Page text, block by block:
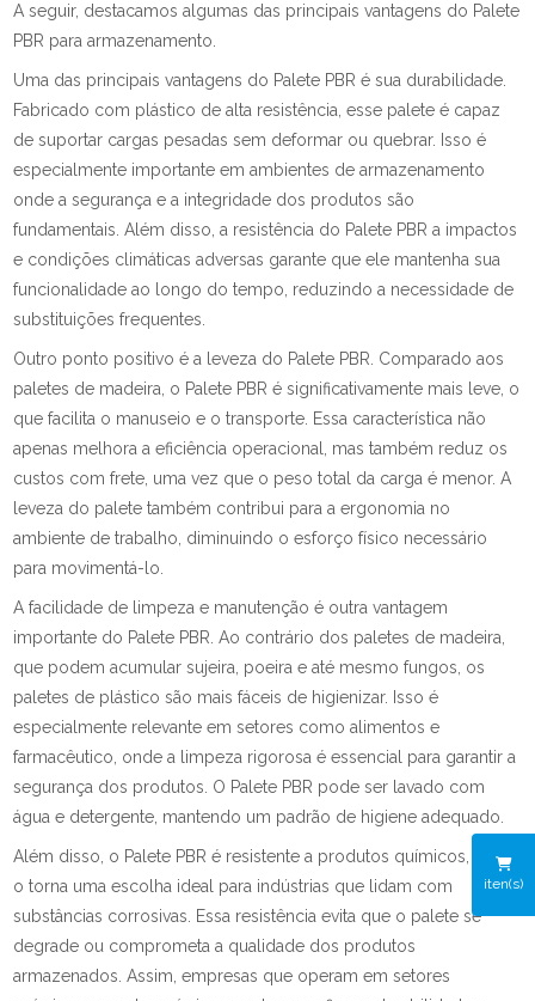
iten(s)
A seguir, destacamos algumas das principais vantagens do Palete
PBR para armazenamento.
Uma das principais vantagens do Palete PBR é sua durabilidade.
Fabricado com plástico de alta resistência, esse palete é capaz
de suportar cargas pesadas sem deformar ou quebrar. Isso é
especialmente importante em ambientes de armazenamento
onde a segurança e a integridade dos produtos são
fundamentais. Além disso, a resistência do Palete PBR a impactos
e condições climáticas adversas garante que ele mantenha sua
funcionalidade ao longo do tempo, reduzindo a necessidade de
substituições frequentes.
Outro ponto positivo é a leveza do Palete PBR. Comparado aos
paletes de madeira, o Palete PBR é significativamente mais leve, o
que facilita o manuseio e o transporte. Essa característica não
apenas melhora a eficiência operacional, mas também reduz os
custos com frete, uma vez que o peso total da carga é menor. A
leveza do palete também contribui para a ergonomia no
ambiente de trabalho, diminuindo o esforço físico necessário
para movimentá-lo.
A facilidade de limpeza e manutenção é outra vantagem
importante do Palete PBR. Ao contrário dos paletes de madeira,
que podem acumular sujeira, poeira e até mesmo fungos, os
paletes de plástico são mais fáceis de higienizar. Isso é
especialmente relevante em setores como alimentos e
farmacêutico, onde a limpeza rigorosa é essencial para garantir a
segurança dos produtos. O Palete PBR pode ser lavado com
água e detergente, mantendo um padrão de higiene adequado.
Além disso, o Palete PBR é resistente a produtos químicos, o que
o torna uma escolha ideal para indústrias que lidam com
substâncias corrosivas. Essa resistência evita que o palete se
degrade ou comprometa a qualidade dos produtos
armazenados. Assim, empresas que operam em setores